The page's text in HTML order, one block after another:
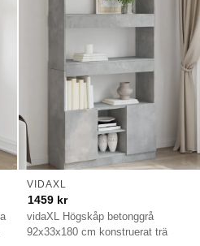
vidaXL Högskåp betonggrå
92x33x180 cm konstruerat trä
VIDAXL
1459 kr